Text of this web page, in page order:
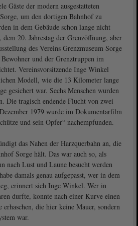
Gäste der modern ausgestatteten
um den dortigen Bahnhof zu
in dem Gebäude schon lange nicht
20. Jahrestag der Grenzöffnung, aber
des Vereins Grenzmuseum Sorge
und der Grenztruppen im
Vereinsvorsitzende Inge Winkel
Modell, wie die 13 Kilometer lange
gesichert war. Sechs Menschen wurden
Die tragisch endende Flucht von zwei
1979 wurde im Dokumentarfilm
und sein Opfer“ nachempfunden.
das Nahen der Harzquerbahn an, die
Sorge hält. Das war auch so, als
nach Lust und Laune besucht werden
damals genau aufgepasst, wer in dem
erinnert sich Inge Winkel. Wer in
durfte, konnte nach einer Kurve einen
die hier keine Mauer, sondern
war.